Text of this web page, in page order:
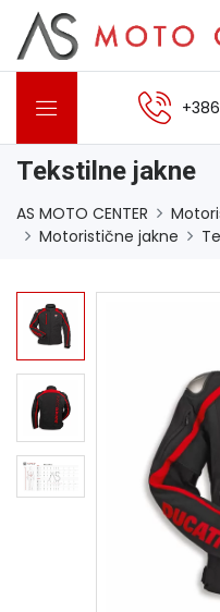
Tekstilne jakne
AS MOTO CENTER
Motoristične jakne